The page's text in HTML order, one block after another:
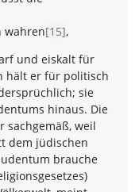
wahren[15],
und eiskalt für
hält er für politisch
sie
hinaus. Die
sachgemäß, weil
dem jüdischen
brauche